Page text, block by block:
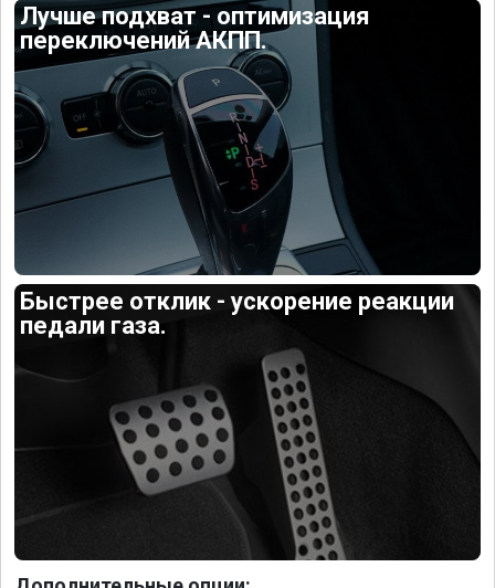
Лучше подхват - оптимизация
переключений АКПП.
Быстрее отклик - ускорение реакции
педали газа.